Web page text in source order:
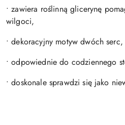
• zawiera roślinną glicerynę
wilgoci,
• dekoracyjny motyw dwóch serc,
• odpowiednie do codziennego
• doskonale sprawdzi się jako